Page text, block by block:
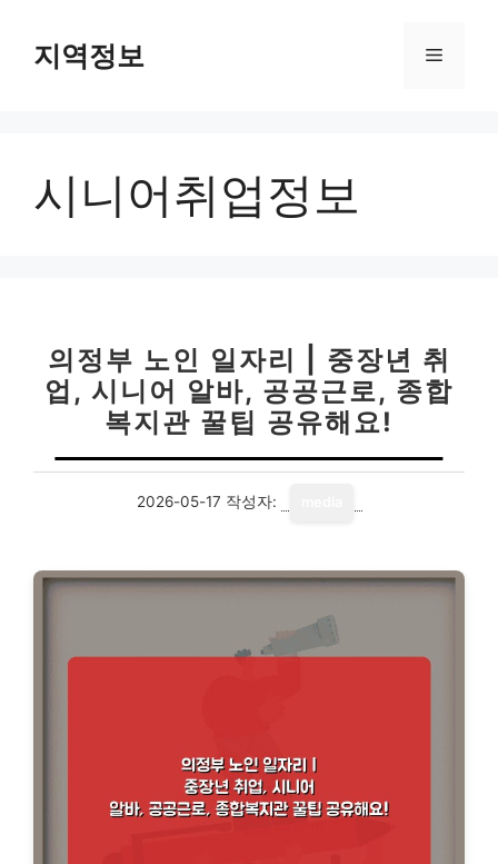
지역정보 메
시니어취업정보
의정부 노인 일자리 | 중장년 취
업, 시니어 알바, 공공근로, 종합
복지관 꿀팁 공유해요!
2026-05-17 작성자: